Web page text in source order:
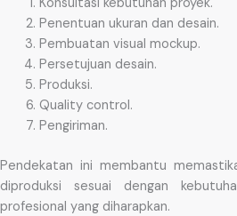
Penentuan ukuran dan desain.
Pembuatan visual mockup.
Persetujuan desain.
Produksi.
Quality control.
Pengiriman.
Pendekatan ini membantu
diproduksi sesuai dengan
profesional yang diharapkan.